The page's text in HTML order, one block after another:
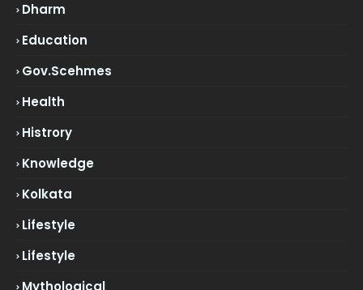
Dharm
Education
Gov.scehmes
Health
Histrory
Knowledge
Kolkata
Lifestyle
Lifestyle
Mythological